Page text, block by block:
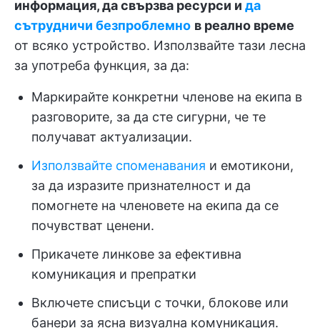
информация, да свързва ресурси и да
сътрудничи безпроблемно в реално време
от всяко устройство. Използвайте тази лесна
за употреба функция, за да:
Маркирайте конкретни членове на екипа в
разговорите, за да сте сигурни, че те
получават актуализации.
Използвайте споменавания и емотикони,
за да изразите признателност и да
помогнете на членовете на екипа да се
почувстват ценени.
Прикачете линкове за ефективна
комуникация и препратки
Включете списъци с точки, блокове или
банери за ясна визуална комуникация.